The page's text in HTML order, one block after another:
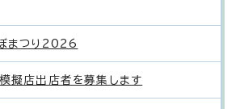
まつり2026
擬店出店者を募集します